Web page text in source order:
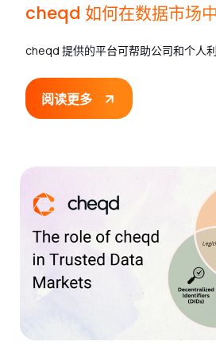
cheqd 如何在数据市场
cheqd 提供的平台可帮助公司和个人
阅读更多